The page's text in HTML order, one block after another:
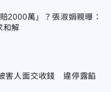
2000萬」？張淑娟親曝：
和解
害人面交收錢 違停露餡